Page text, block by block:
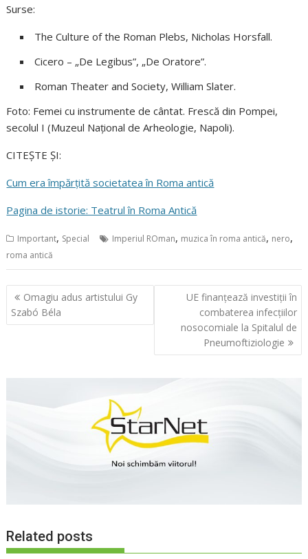
Surse:
The Culture of the Roman Plebs, Nicholas Horsfall.
Cicero – „De Legibus”, „De Oratore”.
Roman Theater and Society, William Slater.
Foto: Femei cu instrumente de cântat. Frescă din Pompei,
secolul I (Muzeul Național de Arheologie, Napoli).
CITEȘTE ȘI:
Cum era împărțită societatea în Roma antică
Pagina de istorie: Teatrul în Roma Antică
Important, Special Imperiul ROman, muzica în roma antică, nero,
roma antică
Navigare
în
articole
Omagiu adus artistului Gy
Szabó Béla
UE finanțează investiții în
combaterea infecțiilor
nosocomiale la Spitalul de
Pneumoftiziologie
Related posts